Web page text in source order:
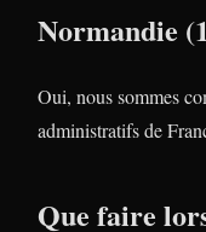
Normandie
Oui, nous sommes
administratifs de
Que faire